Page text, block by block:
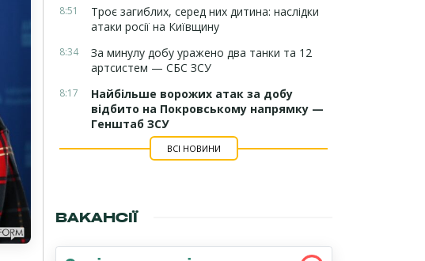
8:51
Троє загиблих, серед них дитина: наслідки
атаки росії на Київщину
8:34
За минулу добу уражено два танки та 12
артсистем — СБС ЗСУ
8:17
Найбільше ворожих атак за добу
відбито на Покровському напрямку —
Генштаб ЗСУ
ВСІ НОВИНИ
ВАКАНСІЇ